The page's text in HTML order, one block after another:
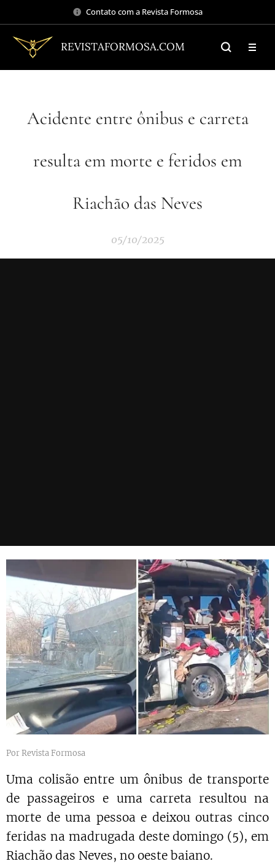
Contato com a Revista Formosa
REVISTAFORMOSA.COM
Acidente entre ônibus e carreta
resulta em morte e feridos em
Riachão das Neves
05/10/2025
Por Revista Formosa
Uma colisão entre um ônibus de transporte
de passageiros e uma carreta resultou na
morte de uma pessoa e deixou outras cinco
feridas na madrugada deste domingo (5), em
Riachão das Neves, no oeste baiano.